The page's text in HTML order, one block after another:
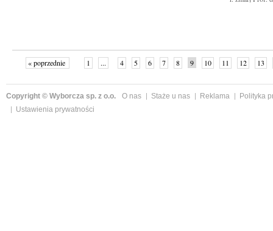
« poprzednie 1 ... 4 5 6 7 8 9 10 11 12 13
Copyright © Wyborcza sp. z o.o. O nas Staże u nas Reklama
Polityka
Ustawienia prywatności